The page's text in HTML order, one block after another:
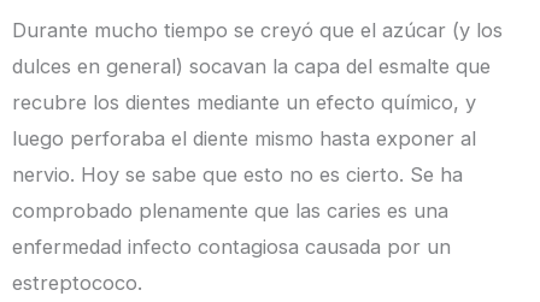
Durante mucho tiempo se creyó que el azúcar (y los
dulces en general) socavan la capa del esmalte que
recubre los dientes mediante un efecto químico, y
luego perforaba el diente mismo hasta exponer al
nervio. Hoy se sabe que esto no es cierto. Se ha
comprobado plenamente que las caries es una
enfermedad infecto contagiosa causada por un
estreptococo.